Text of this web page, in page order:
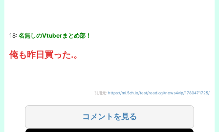
18: 名無しのVtuberまとめ部！
俺も昨日買った.。
引用元: https://mi.5ch.io/test/read.cgi/news4vip/1780471725/
コメントを見る